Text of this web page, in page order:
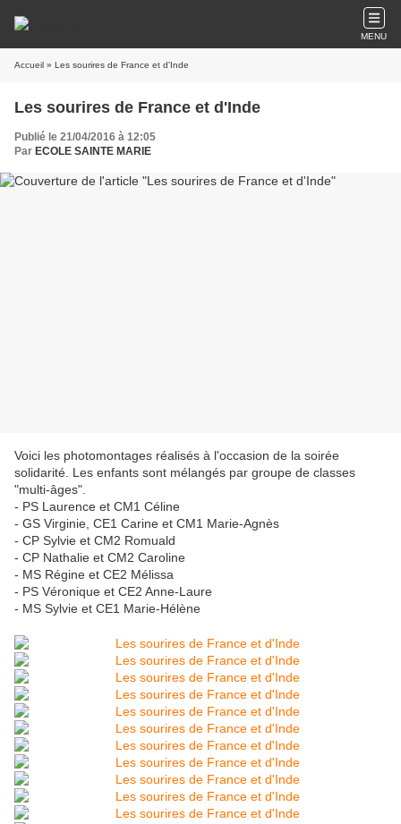
MENU
Accueil » Les sourires de France et d'Inde
Les sourires de France et d'Inde
Publié le 21/04/2016 à 12:05
Par ECOLE SAINTE MARIE
Voici les photomontages réalisés à l'occasion de la soirée
solidarité. Les enfants sont mélangés par groupe de classes
"multi-âges".
- PS Laurence et CM1 Céline
- GS Virginie, CE1 Carine et CM1 Marie-Agnès
- CP Sylvie et CM2 Romuald
- CP Nathalie et CM2 Caroline
- MS Régine et CE2 Mélissa
- PS Véronique et CE2 Anne-Laure
- MS Sylvie et CE1 Marie-Hélène